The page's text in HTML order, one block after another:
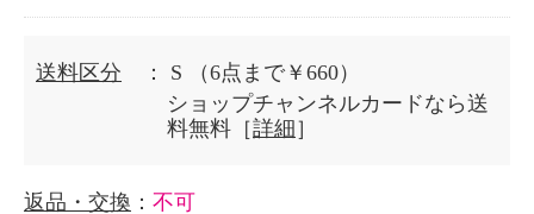
送料区分 ： S
（6点まで￥660）
ショップチャンネルカードなら送
料無料［詳細 ］
返品・交換 ： 不可